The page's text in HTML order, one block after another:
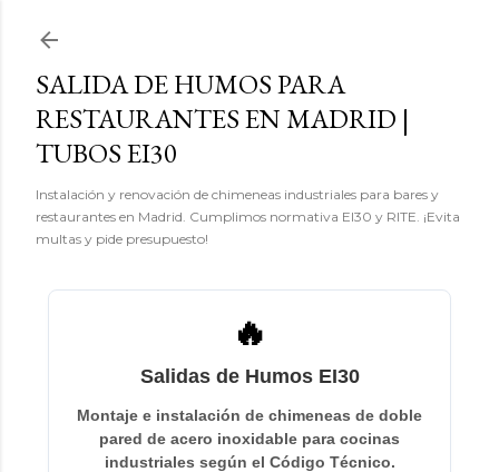
SALIDA DE HUMOS PARA
RESTAURANTES EN MADRID |
TUBOS EI30
Instalación y renovación de chimeneas industriales para bares y
restaurantes en Madrid. Cumplimos normativa EI30 y RITE. ¡Evita
multas y pide presupuesto!
🔥
Salidas de Humos EI30
Montaje e instalación de chimeneas de doble
pared de acero inoxidable para cocinas
industriales según el Código Técnico.